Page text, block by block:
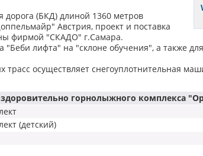
дорога (БКД) длиной 1360 метров
Австрия, проект и поставка
фирмой "СКАДО" г.Самара.
лифта" на "склоне обучения", а также
трасс осуществляет снегоуплотнительная
горнолыжного комплекса
(детский)